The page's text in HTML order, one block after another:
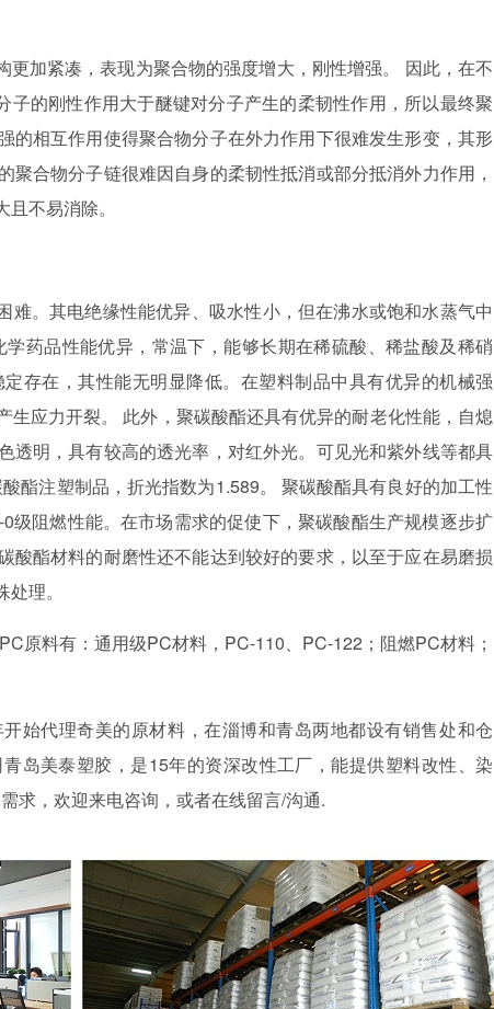
加紧凑，表现为聚合物的强度增大，刚性增强。
因此，在不
子的刚性作用大于醚键对分子产生的柔韧性作用，所以最终聚
的相互作用使得聚合物分子在外力作用下很难发生形变，其形
合物分子链很难因自身的柔韧性抵消或部分抵消外力作用，
不易消除。
。其电绝缘性能优异、吸水性小，但在沸水或饱和水蒸气中
学药品性能优异，常温下，能够长期在稀硫酸、稀盐酸及稀硝
存在，其性能无明显降低。在塑料制品中具有优异的机械强
应力开裂。 此外，聚碳酸酯还具有优异的耐老化性能，自熄
透明，具有较高的透光率，对红外光。可见光和紫外线等都具
酸酯注塑制品，折光指数为1.589。 聚碳酸酯具有良好的加工性
级阻燃性能。在市场需求的促使下，聚碳酸酯生产规模逐步扩
酸酯材料的耐磨性还不能达到较好的要求，以至于应在易磨损
理。
原料有：通用级PC材料，PC-110、PC-122；阻燃PC材料；
始代理奇美的原材料，在淄博和青岛两地都设有销售处和仓
岛美泰塑胶，是15年的资深改性工厂，能提供塑料改性、染
求，欢迎来电咨询，或者在线留言/沟通.